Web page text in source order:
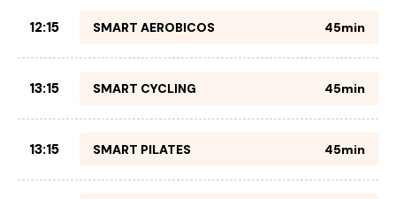
12:15 SMART AEROBICOS 45min
13:15 SMART CYCLING 45min
13:15 SMART PILATES 45min